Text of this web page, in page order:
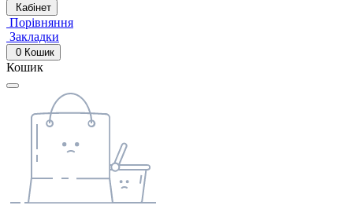
Кабінет
Порівняння
Закладки
0 Кошик
Кошик